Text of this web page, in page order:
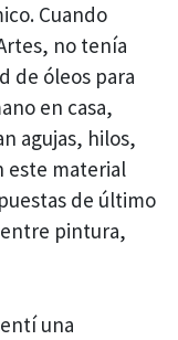
Cuando
no tenía
de óleos para
en casa,
agujas, hilos,
este material
de último
pintura,
una